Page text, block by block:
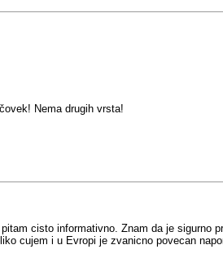
Nema drugih vrsta!
cisto informativno. Znam da je sigurno
cujem i u Evropi je zvanicno povecan